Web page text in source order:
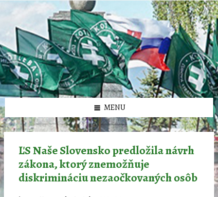
олимп казино
Preskočiť
Preskočiť
panel
Preskočiť
panel
Preskočiť
MENU
ĽS Naše Slovensko predložila návrh
zákona, ktorý znemožňuje
diskrimináciu nezaočkovaných osôb